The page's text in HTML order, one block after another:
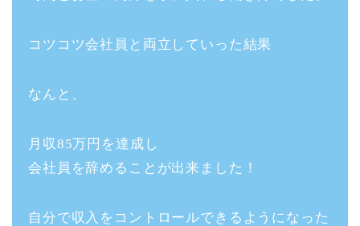
コツコツ会社員と両立していった結果
なんと、
月収85万円を達成し
会社員を辞めることが出来ました！
自分で収入をコントロールできるようになった